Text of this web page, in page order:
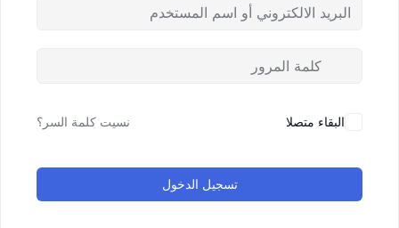
البقاء متصلا نسيت كلمة السر؟
تسجيل الدخول